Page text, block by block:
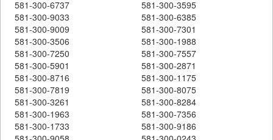
581-300-6737
581-300-3595
581-300-9033
581-300-6385
581-300-9009
581-300-7301
581-300-3506
581-300-1988
581-300-7250
581-300-7557
581-300-5901
581-300-2871
581-300-8716
581-300-1175
581-300-7819
581-300-8075
581-300-3261
581-300-8284
581-300-1963
581-300-7356
581-300-1733
581-300-9186